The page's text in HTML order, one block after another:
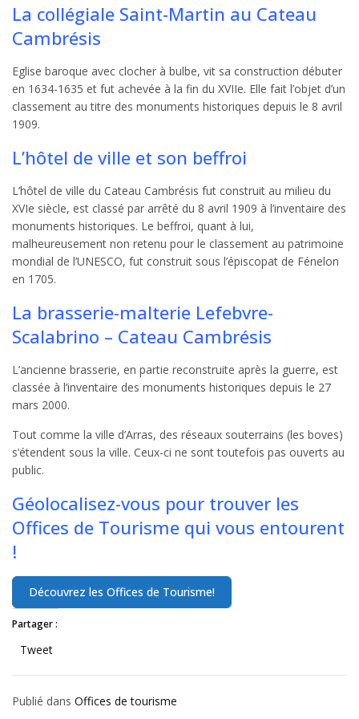
La collégiale Saint-Martin au Cateau
Cambrésis
Eglise baroque avec clocher à bulbe, vit sa construction débuter
en 1634-1635 et fut achevée à la fin du XVIIe. Elle fait l’objet d’un
classement au titre des monuments historiques depuis le 8 avril
1909.
L’hôtel de ville et son beffroi
L’hôtel de ville du Cateau Cambrésis fut construit au milieu du
XVIe siècle, est classé par arrêté du 8 avril 1909 à l’inventaire des
monuments historiques. Le beffroi, quant à lui,
malheureusement non retenu pour le classement au patrimoine
mondial de l’UNESCO, fut construit sous l’épiscopat de Fénelon
en 1705.
La brasserie-malterie Lefebvre-
Scalabrino – Cateau Cambrésis
L’ancienne brasserie, en partie reconstruite après la guerre, est
classée à l’inventaire des monuments historiques depuis le 27
mars 2000.
Tout comme la ville d’Arras, des réseaux souterrains (les boves)
s’étendent sous la ville. Ceux-ci ne sont toutefois pas ouverts au
public.
Géolocalisez-vous pour trouver les
Offices de Tourisme qui vous entourent
!
Partager :
Tweet
Publié dans Offices de tourisme